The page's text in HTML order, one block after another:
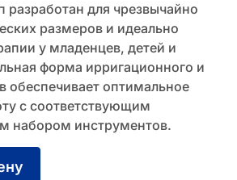
разработан для чрезвычайно
размеров и идеально
у младенцев, детей и
форма ирригационного и
обеспечивает оптимальное
с соответствующим
набором инструментов.